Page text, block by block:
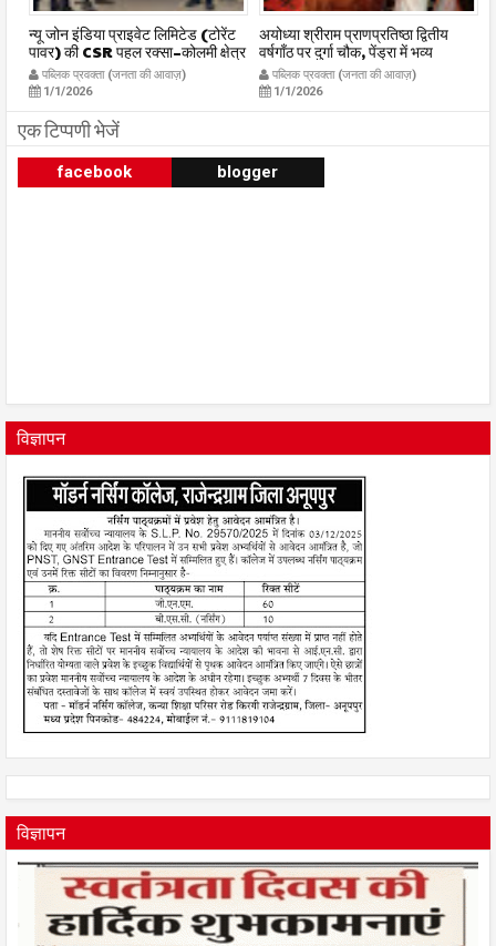
न्यू जोन इंडिया प्राइवेट लिमिटेड (टोरेंट
पावर) की CSR पहल रक्सा–कोलमी क्षेत्र
में चलित अस्पताल एम्बुलेंस सेवा का
शुभारंभ publicpravakta.com
पब्लिक प्रवक्ता (जनता की आवाज़)
1/1/2026
अयोध्या श्रीराम प्राणप्रतिष्ठा द्वितीय
वर्षगाँठ पर दुर्गा चौक, पेंड्रा में भव्य
महाआरती सम्पन्न
publicpravakta.com
पब्लिक प्रवक्ता (जनता की आवाज़)
1/1/2026
एक टिप्पणी भेजें
facebook blogger
विज्ञापन
विज्ञापन